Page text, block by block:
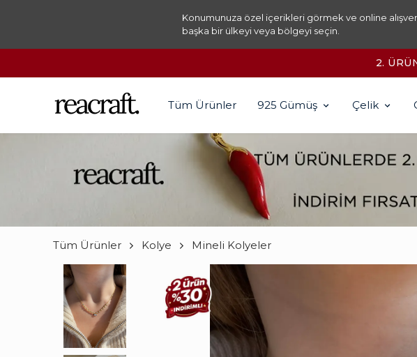
Konumunuza özel içerikleri görmek ve online
başka bir ülkeyi veya bölgeyi seçin.
Tüm Ürünler 925 Gümüş Çelik
Tüm Ürünler Kolye Mineli Kolyeler